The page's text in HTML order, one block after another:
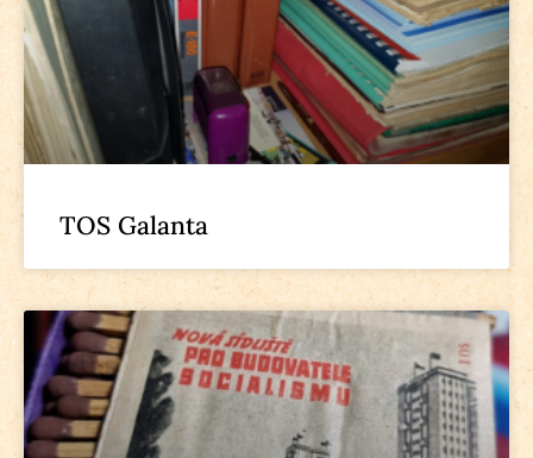
TOS Galanta